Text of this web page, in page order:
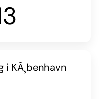
KÃ¸benhavn